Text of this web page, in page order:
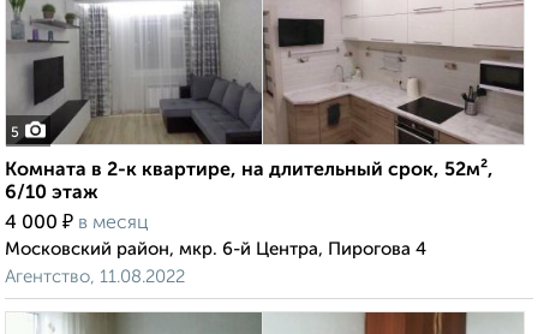
5
Комната в 2-к квартире, на длительный срок, 52м²,
6/10 этаж
4 000 ₽ в месяц
Московский район, мкр. 6-й Центра, Пирогова 4
Агентство, 11.08.2022